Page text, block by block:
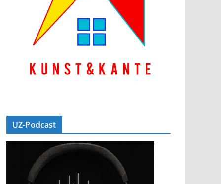
UZ-Podcast